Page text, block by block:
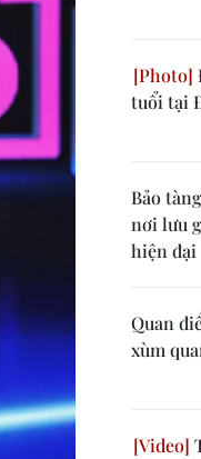
tuổi tại
Bảo
nơi lưu
hiện đại
Quan
xùm